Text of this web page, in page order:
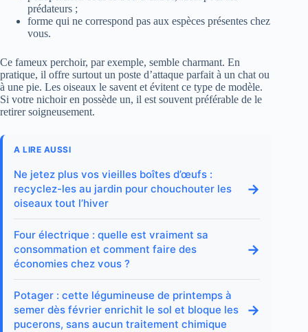
prédateurs ;
forme qui ne correspond pas aux espèces présentes chez
vous.
Ce fameux perchoir, par exemple, semble charmant. En
pratique, il offre surtout un poste d’attaque parfait à un chat ou
à une pie. Les oiseaux le savent et évitent ce type de modèle.
Si votre nichoir en possède un, il est souvent préférable de le
retirer soigneusement.
A LIRE AUSSI
Ne jetez plus vos vieilles boîtes d’œufs :
recyclez-les au jardin pour chouchouter les
oiseaux tout l’hiver
→
Four électrique : quelle est vraiment sa
consommation et comment faire des
économies chez vous ?
→
Potager : cette légumineuse de printemps à
semer dès février enrichit le sol et bloque les
pucerons, sans aucun traitement chimique
→